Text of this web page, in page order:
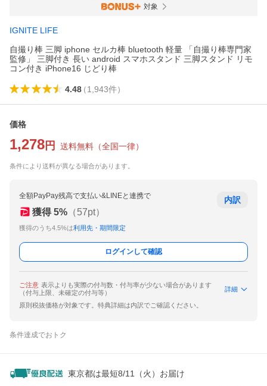
対象
IGNITE LIFE
自撮り棒 三脚 iphone セルカ棒 bluetooth 軽量 「自撮り棒専門家
監修」 三脚付き 長い android スマホスタンド 三脚スタンド リモ
コン付き iPhone16 じどり棒
4.48（1,943件）
価格
1,278 円 送料無料 （全国一律）
条件により送料が異なる場合があります。
全額PayPay残高で支払い&LINEと連携で
獲得 5% （57pt）
獲得のうち4.5%は利用先・期間限定
内訳
ログインして確認
ご注意 表示よりも実際の付与数・付与率が少ない場合があります
（付与上限、未確定の付与等）
詳細
原則税抜価格が対象です。特典詳細は内訳でご確認ください。
条件達成でおトク
東京都は最短8/11（火）お届け